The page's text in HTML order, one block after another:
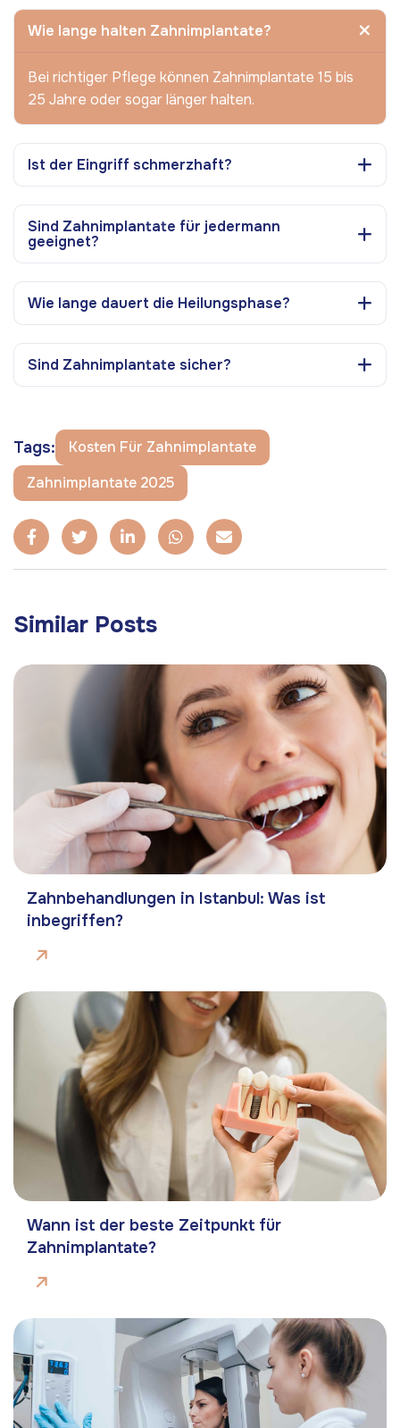
Wie lange halten Zahnimplantate?
Bei richtiger Pflege können Zahnimplantate 15 bis
25 Jahre oder sogar länger halten.
Ist der Eingriff schmerzhaft?
Sind Zahnimplantate für jedermann
geeignet?
Wie lange dauert die Heilungsphase?
Sind Zahnimplantate sicher?
Tags:
Kosten Für Zahnimplantate
Zahnimplantate 2025
Similar Posts
Zahnbehandlungen in Istanbul: Was ist
inbegriffen?
Wann ist der beste Zeitpunkt für
Zahnimplantate?